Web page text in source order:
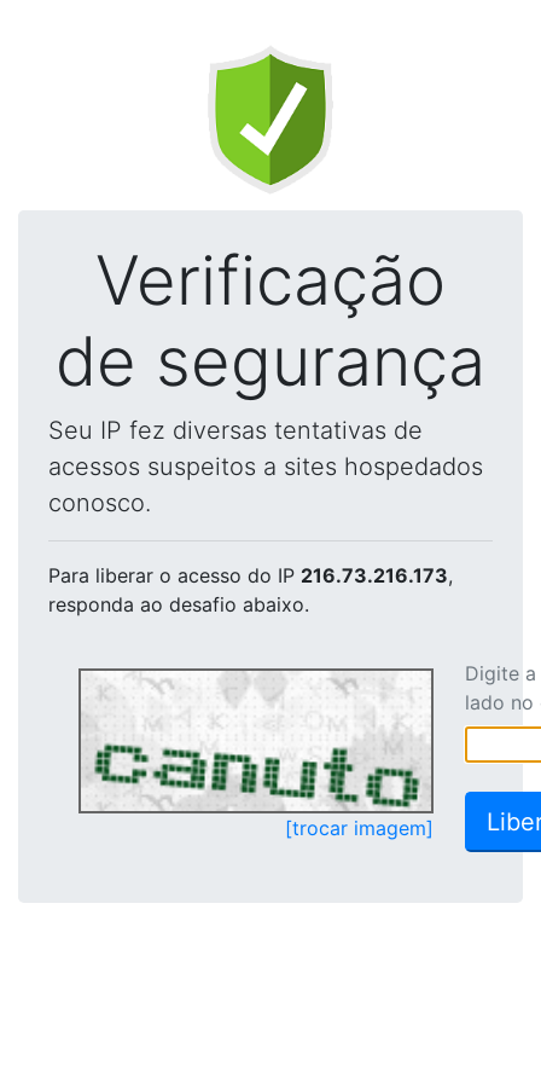
Verificação
de segurança
Seu IP fez diversas tentativas de
acessos suspeitos a sites hospedados
conosco.
Para liberar o acesso do IP 216.73.216.173,
responda ao desafio abaixo.
[trocar imagem]
Digite
lado no